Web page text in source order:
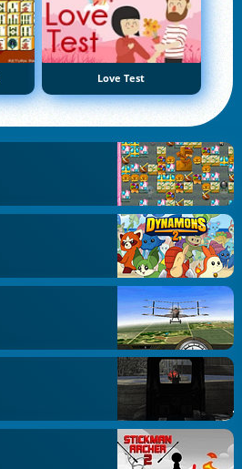
Love Test